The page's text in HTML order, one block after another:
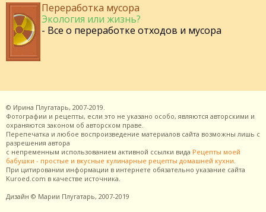
Переработка мусора
Экология или жизнь?
- Все о переработке отходов и мусора
© Ирина Плугатарь, 2007-2019.
Фотографии и рецепты, если это не указано особо, являются авторскими и
охраняются законом об авторском праве.
Перепечатка и любое воспроизведение материалов сайта возможны лишь с
разрешения автора
с непременным использованием активной ссылки вида Рецепты моей
бабушки - простые и вкусные кулинарные рецепты домашней кухни
При цитировании информации в интернете обязательно указание сайта
Kuroed.com в качестве источника.
Дизайн © Марии Плугатарь, 2007-2019